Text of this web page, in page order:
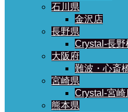
石川県
金沢店
長野県
Crystal-長野
大阪府
難波・心斎
宮崎県
Crystal-宮崎
熊本県